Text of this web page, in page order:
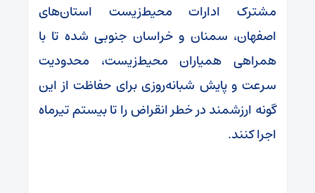
مشترک ادارات محیط‌زیست استان‌های
اصفهان، سمنان و خراسان جنوبی شده تا با
همراهی همیاران محیط‌زیست، محدودیت
سرعت و پایش شبانه‌روزی برای حفاظت از این
گونه ارزشمند در خطر انقراض را تا بیستم تیرماه
اجرا کنند.